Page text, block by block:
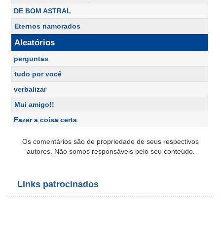
DE BOM ASTRAL
Eternos namorados
Aleatórios
perguntas
tudo por você
verbalizar
Mui amigo!!
Fazer a coisa certa
Os comentários são de propriedade de seus respectivos
autores. Não somos responsáveis pelo seu conteúdo.
Links patrocinados